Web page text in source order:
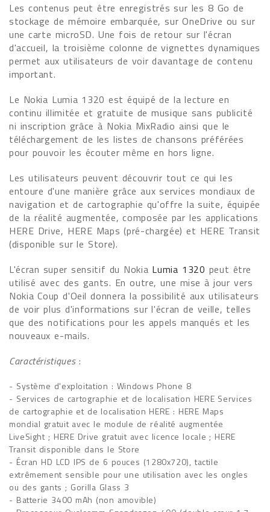
Les contenus peut être enregistrés sur les 8 Go de
stockage de mémoire embarquée, sur OneDrive ou sur
une carte microSD. Une fois de retour sur l'écran
d'accueil, la troisième colonne de vignettes dynamiques
permet aux utilisateurs de voir davantage de contenu
important.
Le Nokia Lumia 1320 est équipé de la lecture en
continu illimitée et gratuite de musique sans publicité
ni inscription grâce à Nokia MixRadio ainsi que le
téléchargement de les listes de chansons préférées
pour pouvoir les écouter même en hors ligne.
Les utilisateurs peuvent découvrir tout ce qui les
entoure d'une manière grâce aux services mondiaux de
navigation et de cartographie qu'offre la suite, équipée
de la réalité augmentée, composée par les applications
HERE Drive, HERE Maps (pré-chargée) et HERE Transit
(disponible sur le Store).
L'écran super sensitif du Nokia Lumia 1320 peut être
utilisé avec des gants. En outre, une mise à jour vers
Nokia Coup d'Oeil donnera la possibilité aux utilisateurs
de voir plus d'informations sur l'écran de veille, telles
que des notifications pour les appels manqués et les
nouveaux e-mails.
Caractéristiques:
- Système d'exploitation : Windows Phone 8
- Services de cartographie et de localisation HERE Services
de cartographie et de localisation HERE : HERE Maps
mondial gratuit avec le module de réalité augmentée
LiveSight ; HERE Drive gratuit avec licence locale ; HERE
Transit disponible dans le Store
- Écran HD LCD IPS de 6 pouces (1280x720), tactile
extrêmement sensible pour une utilisation avec les ongles
ou des gants ; Gorilla Glass 3
- Batterie 3400 mAh (non amovible)